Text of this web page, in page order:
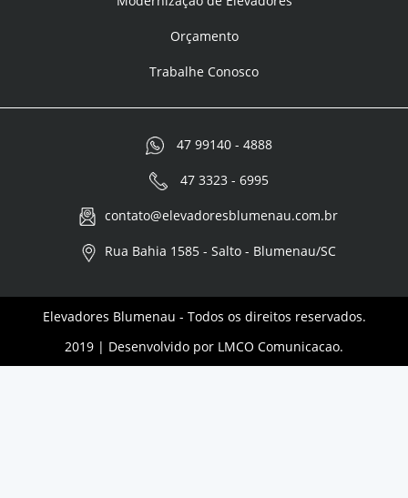
Orçamento
Trabalhe Conosco
47 99140 - 4888
47 3323 - 6995
contato@elevadoresblumenau.com.br
Rua Bahia 1585 - Salto - Blumenau/SC
Elevadores Blumenau - Todos os direitos reservados.
2019 | Desenvolvido por LMCO Comunicacao.